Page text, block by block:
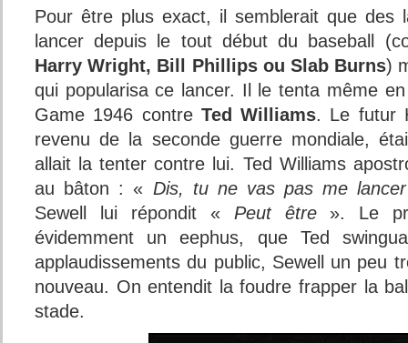
Pour être plus exact, il semblerait que des
lancer depuis le tout début du baseball
Harry Wright, Bill Phillips ou Slab Burns)
qui popularisa ce lancer. Il le tenta même
Game 1946 contre Ted Williams. Le futur
revenu de la seconde guerre mondiale,
allait la tenter contre lui. Ted Williams
au bâton : « Dis, tu ne vas pas me
Sewell lui répondit « Peut être». Le
évidemment un eephus, que Ted
applaudissements du public, Sewell un peu
nouveau. On entendit la foudre frapper la
stade.